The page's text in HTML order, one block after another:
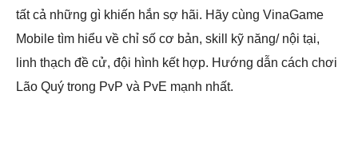
tất cả những gì khiến hắn sợ hãi. Hãy cùng VinaGame
Mobile tìm hiểu về chỉ số cơ bản, skill kỹ năng/ nội tại,
linh thạch đề cử, đội hình kết hợp. Hướng dẫn cách chơi
Lão Quý trong PvP và PvE mạnh nhất.